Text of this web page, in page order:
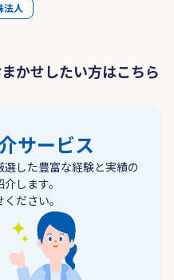
人
かせしたい方はこちら
サービス
した豊富な経験と実績の
します。
ださい。